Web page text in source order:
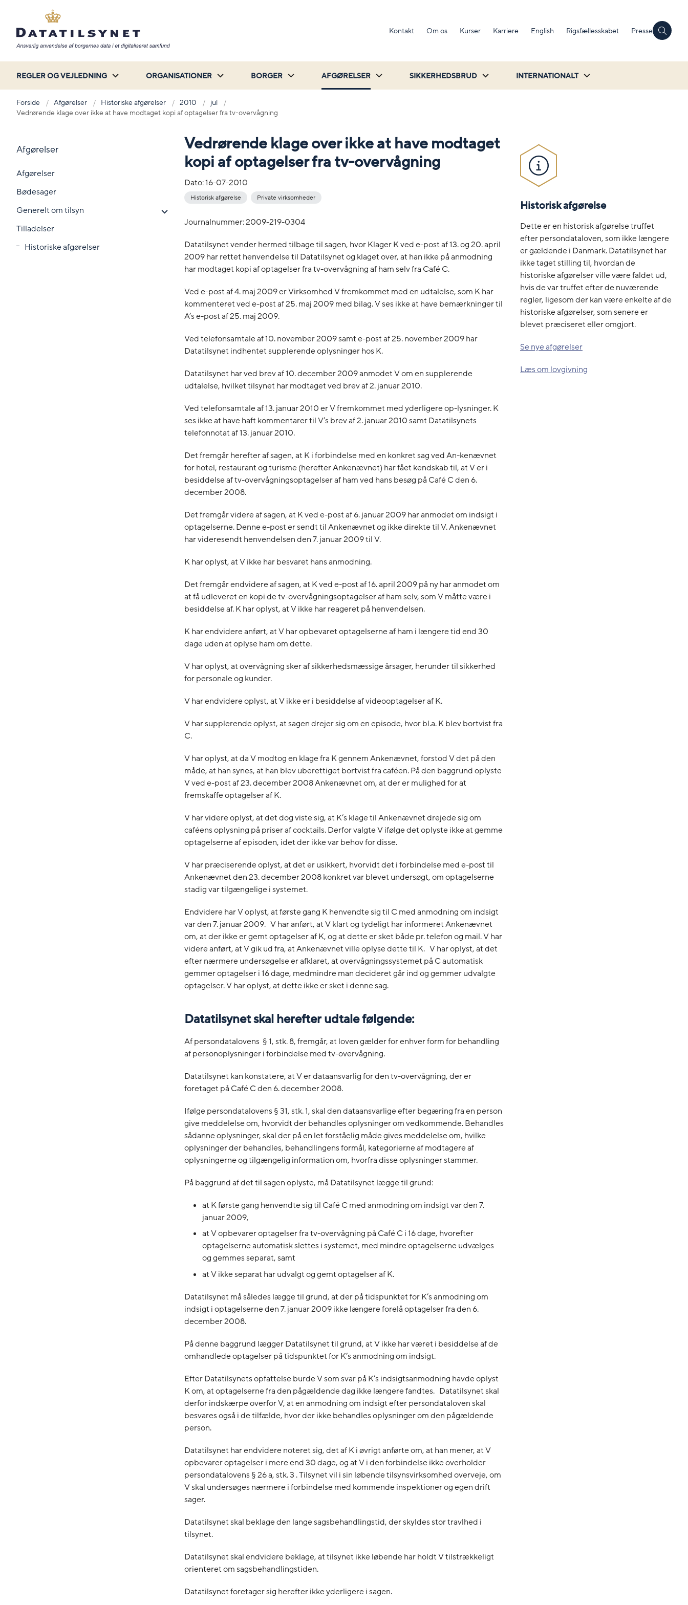
Kontakt Om os Kurser Karriere English Rigsfællesskabet Presse
REGLER OG VEJLEDNING ORGANISATIONER BORGER AFGØRELSER SIKKERHEDSBRUD INTERNATIONALT
Forside Afgørelser Historiske afgørelser 2010
jul
Vedrørende klage over ikke at have modtaget kopi af optagelser fra tv-overvågning
Afgørelser
Afgørelser
Bødesager
Generelt om tilsyn
Tilladelser
Historiske afgørelser
Vedrørende klage over ikke at have modtaget
kopi af optagelser fra tv-overvågning
Dato:16-07-2010
Historisk afgørelse Private virksomheder
Journalnummer: 2009-219-0304
Datatilsynet vender hermed tilbage til sagen, hvor Klager K ved e-post af 13. og 20. april
2009 har rettet henvendelse til Datatilsynet og klaget over, at han ikke på anmodning
har modtaget kopi af optagelser fra tv-overvågning af ham selv fra Café C.
Ved e-post af 4. maj 2009 er Virksomhed V fremkommet med en udtalelse, som K har
kommenteret ved e-post af 25. maj 2009 med bilag. V ses ikke at have bemærkninger til
A’s e-post af 25. maj 2009.
Ved telefonsamtale af 10. november 2009 samt e-post af 25. november 2009 har
Datatilsynet indhentet supplerende oplysninger hos K.
Datatilsynet har ved brev af 10. december 2009 anmodet V om en supplerende
udtalelse, hvilket tilsynet har modtaget ved brev af 2. januar 2010.
Ved telefonsamtale af 13. januar 2010 er V fremkommet med yderligere op-lysninger. K
ses ikke at have haft kommentarer til V’s brev af 2. januar 2010 samt Datatilsynets
telefonnotat af 13. januar 2010.
Det fremgår herefter af sagen, at K i forbindelse med en konkret sag ved An-kenævnet
for hotel, restaurant og turisme (herefter Ankenævnet) har fået kendskab til, at V er i
besiddelse af tv-overvågningsoptagelser af ham ved hans besøg på Café C den 6.
december 2008.
Det fremgår videre af sagen, at K ved e-post af 6. januar 2009 har anmodet om indsigt i
optagelserne. Denne e-post er sendt til Ankenævnet og ikke direkte til V. Ankenævnet
har videresendt henvendelsen den 7. januar 2009 til V.
K har oplyst, at V ikke har besvaret hans anmodning.
Det fremgår endvidere af sagen, at K ved e-post af 16. april 2009 på ny har anmodet om
at få udleveret en kopi de tv-overvågningsoptagelser af ham selv, som V måtte være i
besiddelse af. K har oplyst, at V ikke har reageret på henvendelsen.
K har endvidere anført, at V har opbevaret optagelserne af ham i længere tid end 30
dage uden at oplyse ham om dette.
V har oplyst, at overvågning sker af sikkerhedsmæssige årsager, herunder til sikkerhed
for personale og kunder.
V har endvidere oplyst, at V ikke er i besiddelse af videooptagelser af K.
V har supplerende oplyst, at sagen drejer sig om en episode, hvor bl.a. K blev bortvist fra
C.
V har oplyst, at da V modtog en klage fra K gennem Ankenævnet, forstod V det på den
måde, at han synes, at han blev uberettiget bortvist fra caféen. På den baggrund oplyste
V ved e-post af 23. december 2008 Ankenævnet om, at der er mulighed for at
fremskaffe optagelser af K.
V har videre oplyst, at det dog viste sig, at K’s klage til Ankenævnet drejede sig om
caféens oplysning på priser af cocktails. Derfor valgte V ifølge det oplyste ikke at gemme
optagelserne af episoden, idet der ikke var behov for disse.
V har præciserende oplyst, at det er usikkert, hvorvidt det i forbindelse med e-post til
Ankenævnet den 23. december 2008 konkret var blevet undersøgt, om optagelserne
stadig var tilgængelige i systemet.
Endvidere har V oplyst, at første gang K henvendte sig til C med anmodning om indsigt
var den 7. januar 2009. V har anført, at V klart og tydeligt har informeret Ankenævnet
om, at der ikke er gemt optagelser af K, og at dette er sket både pr. telefon og mail. V har
videre anført, at V gik ud fra, at Ankenævnet ville oplyse dette til K. V har oplyst, at det
efter nærmere undersøgelse er afklaret, at overvågningssystemet på C automatisk
gemmer optagelser i 16 dage, medmindre man decideret går ind og gemmer udvalgte
optagelser. V har oplyst, at dette ikke er sket i denne sag.
Datatilsynet skal herefter udtale følgende:
Af persondatalovens § 1, stk. 8, fremgår, at loven gælder for enhver form for behandling
af personoplysninger i forbindelse med tv-overvågning.
Datatilsynet kan konstatere, at V er dataansvarlig for den tv-overvågning, der er
foretaget på Café C den 6. december 2008.
Ifølge persondatalovens § 31, stk. 1, skal den dataansvarlige efter begæring fra en person
give meddelelse om, hvorvidt der behandles oplysninger om vedkommende. Behandles
sådanne oplysninger, skal der på en let forståelig måde gives meddelelse om, hvilke
oplysninger der behandles, behandlingens formål, kategorierne af modtagere af
oplysningerne og tilgængelig information om, hvorfra disse oplysninger stammer.
På baggrund af det til sagen oplyste, må Datatilsynet lægge til grund:
at K første gang henvendte sig til Café C med anmodning om indsigt var den 7.
januar 2009,
at V opbevarer optagelser fra tv-overvågning på Café C i 16 dage, hvorefter
optagelserne automatisk slettes i systemet, med mindre optagelserne udvælges
og gemmes separat, samt
at V ikke separat har udvalgt og gemt optagelser af K.
Datatilsynet må således lægge til grund, at der på tidspunktet for K’s anmodning om
indsigt i optagelserne den 7. januar 2009 ikke længere forelå optagelser fra den 6.
december 2008.
På denne baggrund lægger Datatilsynet til grund, at V ikke har været i besiddelse af de
omhandlede optagelser på tidspunktet for K’s anmodning om indsigt.
Efter Datatilsynets opfattelse burde V som svar på K’s indsigtsanmodning havde oplyst
K om, at optagelserne fra den pågældende dag ikke længere fandtes. Datatilsynet skal
derfor indskærpe overfor V, at en anmodning om indsigt efter persondataloven skal
besvares også i de tilfælde, hvor der ikke behandles oplysninger om den pågældende
person.
Datatilsynet har endvidere noteret sig, det af K i øvrigt anførte om, at han mener, at V
opbevarer optagelser i mere end 30 dage, og at V i den forbindelse ikke overholder
persondatalovens § 26 a, stk. 3 . Tilsynet vil i sin løbende tilsynsvirksomhed overveje, om
V skal undersøges nærmere i forbindelse med kommende inspektioner og egen drift
sager.
Datatilsynet skal beklage den lange sagsbehandlingstid, der skyldes stor travlhed i
tilsynet.
Datatilsynet skal endvidere beklage, at tilsynet ikke løbende har holdt V tilstrækkeligt
orienteret om sagsbehandlingstiden.
Datatilsynet foretager sig herefter ikke yderligere i sagen.
Historisk afgørelse
Dette er en historisk afgørelse truffet
efter persondataloven, som ikke længere
er gældende i Danmark. Datatilsynet har
ikke taget stilling til, hvordan de
historiske afgørelser ville være faldet ud,
hvis de var truffet efter de nuværende
regler, ligesom der kan være enkelte af de
historiske afgørelser, som senere er
blevet præciseret eller omgjort.
Se nye afgørelser
Læs om lovgivning